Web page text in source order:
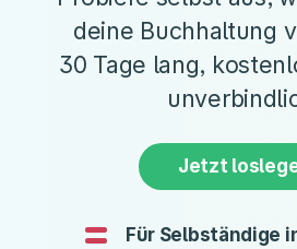
deine Buchhaltung
30 Tage lang,
Jetzt
Für Selbständige